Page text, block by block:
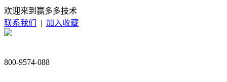
欢迎来到赢多多技术
联系我们
| 加入收藏
800-9574-088